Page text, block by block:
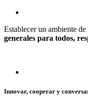
Establecer un ambiente
generales para todos,
Innovar, cooperar y